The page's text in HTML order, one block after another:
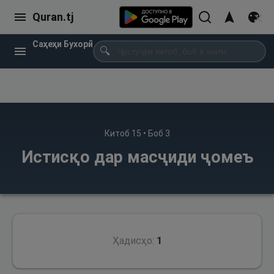
Quran.tj
Саҳеҳи Бухорӣ
🔍
Китоб 15 • Боб 3
Истисқо дар масҷиди ҷомеъ
Ҳадисҳо: 1